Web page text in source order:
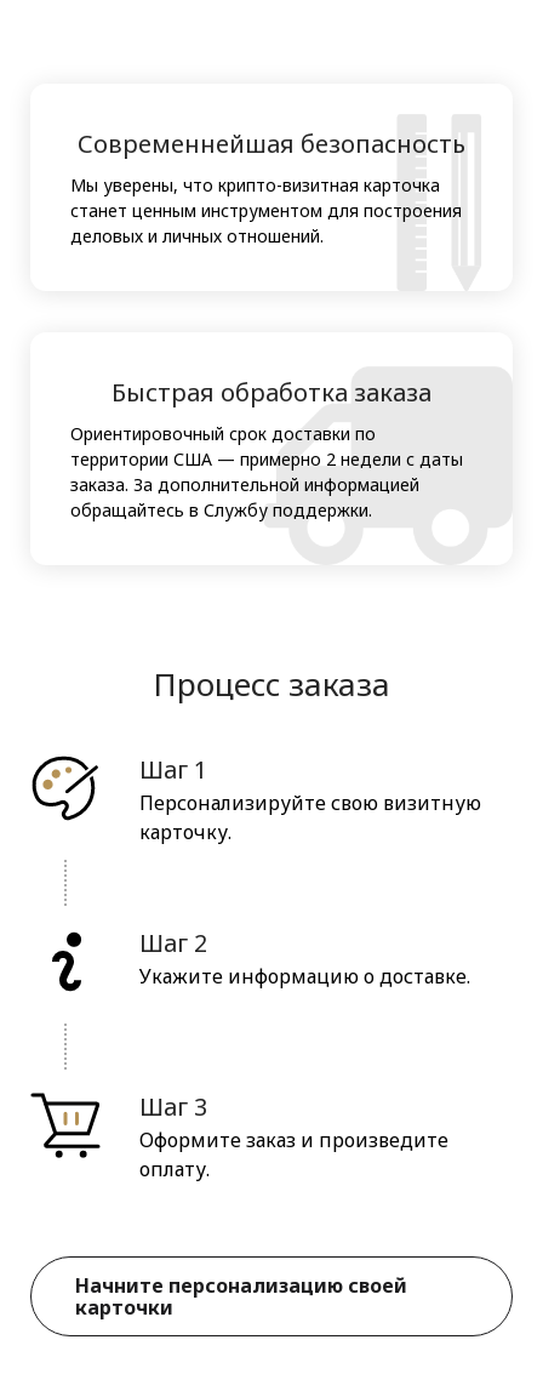
Современнейшая безопасность
Мы уверены, что крипто-визитная карточка
станет ценным инструментом для построения
деловых и личных отношений.
Быстрая обработка заказа
Ориентировочный срок доставки по
территории США — примерно 2 недели с даты
заказа. За дополнительной информацией
обращайтесь в Службу поддержки.
Процесс заказа
Шаг 1
Персонализируйте свою визитную
карточку.
Шаг 2
Укажите информацию о доставке.
Шаг 3
Оформите заказ и произведите
оплату.
Начните персонализацию своей
карточки